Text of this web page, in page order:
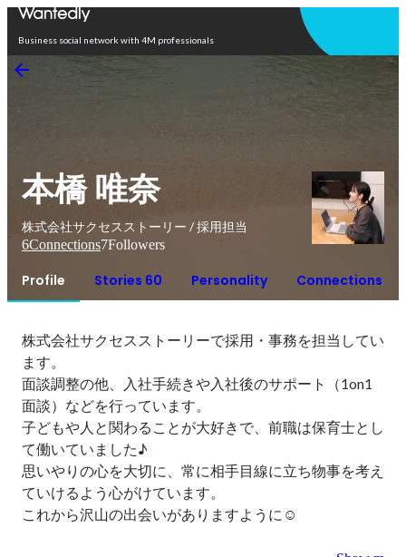
Business social network with 4M professionals
本橋 唯奈
株式会社サクセスストーリー / 採用担当
6Connections7Followers
Profile Stories 60 Personality Connections
株式会社サクセスストーリーで採用・事務を担当してい
ます。
面談調整の他、入社手続きや入社後のサポート（1on1
面談）などを行っています。
子どもや人と関わることが大好きで、前職は保育士とし
て働いていました♪
思いやりの心を大切に、常に相手目線に立ち物事を考え
ていけるよう心がけています。
これから沢山の出会いがありますように☺